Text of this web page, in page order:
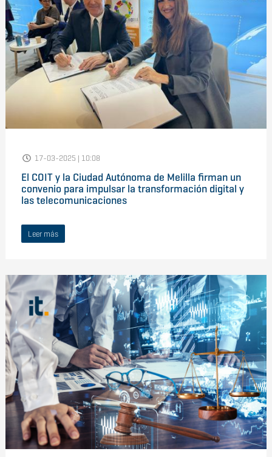
17-03-2025 | 10:08
El COIT y la Ciudad Autónoma de Melilla firman un
convenio para impulsar la transformación digital y
las telecomunicaciones
Leer más